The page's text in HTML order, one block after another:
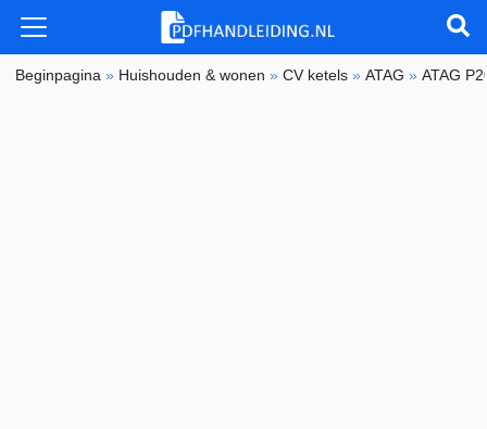
Beginpagina » Huishouden & wonen »CV ketels »ATAG »ATAG